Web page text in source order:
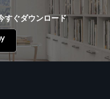
すぐダウンロード